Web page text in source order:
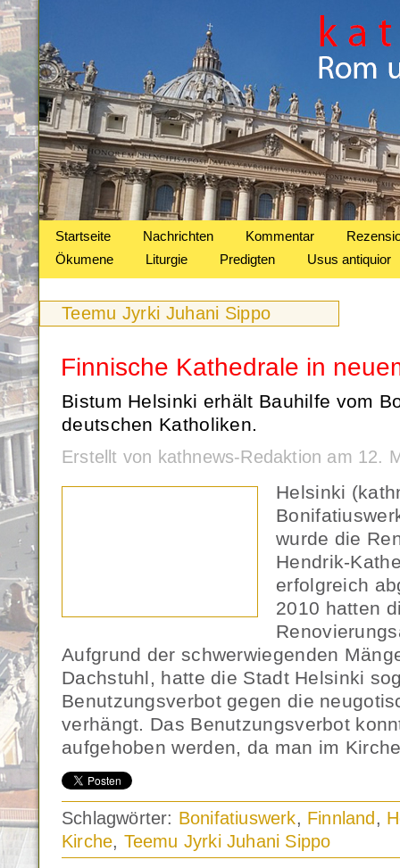
Startseite Nachrichten Kommentar
Ökumene
Liturgie Predigten Usus antiquior
Teemu Jyrki Juhani Sippo
Finnische Kathedrale in
Bistum Helsinki erhält Bauhilfe vom
deutschen Katholiken.
Erstellt von kathnews-Redaktion am 12.
Helsinki
wurde die
Hendrik-
erfolgreich
2010 hatten
Aufgrund der schwerwiegenden
Dachstuhl, hatte die Stadt Helsinki
Benutzungsverbot gegen die
verhängt. Das Benutzungsverbot
aufgehoben werden, da man im
Schlagwörter: Bonifatiuswerk, Finnland ,
Kirche, Teemu Jyrki Juhani Sippo